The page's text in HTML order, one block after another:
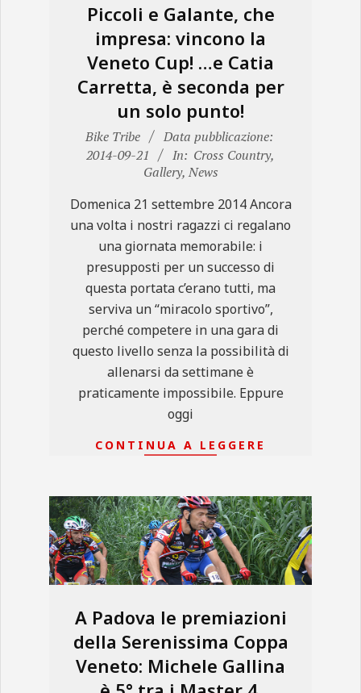
Piccoli e Galante, che
impresa: vincono la
Veneto Cup! …e Catia
Carretta, è seconda per
un solo punto!
2014-
Bike Tribe
Data pubblicazione:
2014-09-21
In: Cross Country,
Gallery, News
Domenica 21 settembre 2014 Ancora
una volta i nostri ragazzi ci regalano
una giornata memorabile: i
presupposti per un successo di
questa portata c’erano tutti, ma
serviva un “miracolo sportivo”,
perché competere in una gara di
questo livello senza la possibilità di
allenarsi da settimane è
praticamente impossibile. Eppure
oggi
CONTINUA A LEGGERE
A Padova le premiazioni
della Serenissima Coppa
Veneto: Michele Gallina